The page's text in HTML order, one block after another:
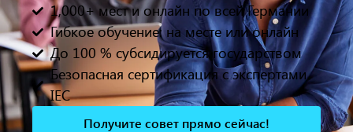
1,000+ мест и онлайн по всей Германии
Гибкое обучение: на месте или онлайн
До 100 % субсидируется государством
Безопасная сертификация с экспертами
IEC
Получите совет прямо сейчас!